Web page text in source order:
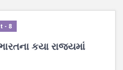
- 8
કયા રાજ્યમાં